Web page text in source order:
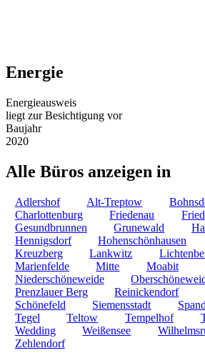
Energie
Energieausweis
liegt zur Besichtigung vor
Baujahr
2020
Alle Büros anzeigen in
Adlershof Alt-Treptow
Charlottenburg
Friedenau
Gesundbrunnen
Grunewald
Hennigsdorf
Hohenschönhausen
Kreuzberg
Lankwitz
Marienfelde
Mitte Moabit
Niederschöneweide
Prenzlauer Berg
Reinickendorf
Schönefeld
Siemensstadt
Tegel
Teltow Tempelhof
Wedding
Weißensee
Zehlendorf